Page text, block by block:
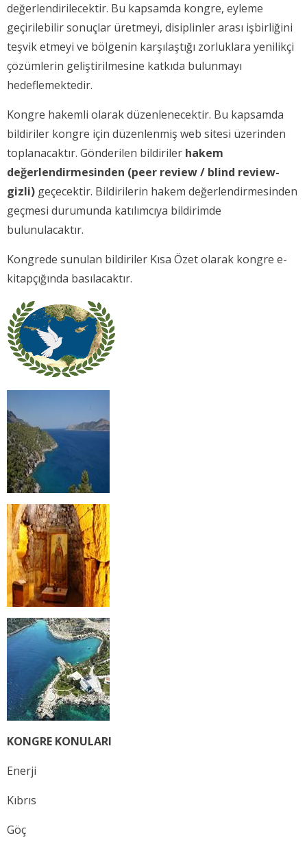
değerlendirilecektir. Bu kapsamda kongre, eyleme
geçirilebilir sonuçlar üretmeyi, disiplinler arası işbirliğini
teşvik etmeyi ve bölgenin karşılaştığı zorluklara yenilikçi
çözümlerin geliştirilmesine katkıda bulunmayı
hedeflemektedir.
Kongre hakemli olarak düzenlenecektir. Bu kapsamda
bildiriler kongre için düzenlenmiş web sitesi üzerinden
toplanacaktır. Gönderilen bildiriler hakem
değerlendirmesinden (peer review / blind review-
gizli) geçecektir. Bildirilerin hakem değerlendirmesinden
geçmesi durumunda katılımcıya bildirimde
bulunulacaktır.
Kongrede sunulan bildiriler Kısa Özet olarak kongre e-
kitapçığında basılacaktır.
KONGRE KONULARI
Enerji
Kıbrıs
Göç